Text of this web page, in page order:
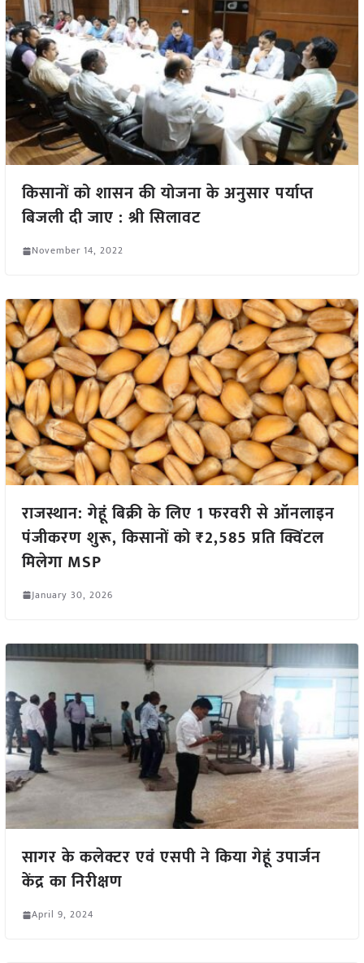
किसानों को शासन की योजना के अनुसार पर्याप्त
बिजली दी जाए : श्री सिलावट
November 14, 2022
राजस्थान: गेहूं बिक्री के लिए 1 फरवरी से ऑनलाइन
पंजीकरण शुरू, किसानों को ₹2,585 प्रति क्विंटल
मिलेगा MSP
January 30, 2026
सागर के कलेक्टर एवं एसपी ने किया गेहूं उपार्जन
केंद्र का निरीक्षण
April 9, 2024